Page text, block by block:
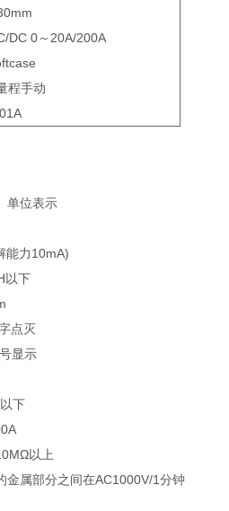
DC 0～20A/200A
程手动
单位表示
能力10mA)
以下
点灭
显示
下
以上
金属部分之间在AC1000V/1分钟